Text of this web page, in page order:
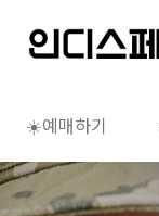
☀️예매하기